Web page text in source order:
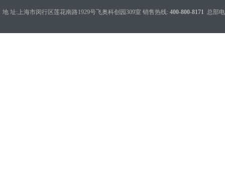
地 址:上海市闵行区莲花南路1929号飞奥科创园309室 销售热线: 400-800-8171 总部